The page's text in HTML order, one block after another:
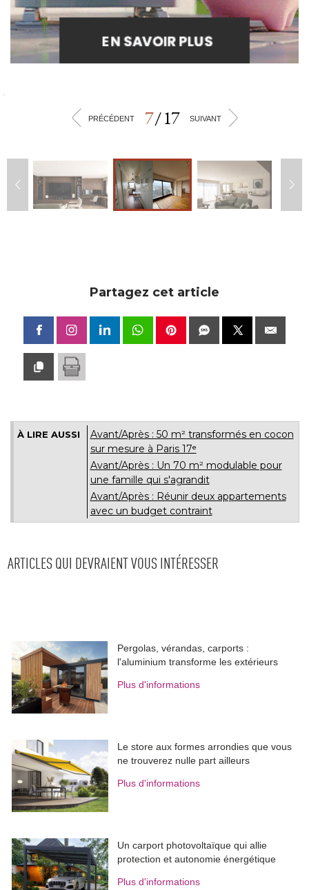
<PRÉCÉDENT 7/17 SUIVANT >
Partagez cet article
À LIRE AUSSI
Avant/Après : 50 m² transformés en cocon
sur mesure à Paris 17ᵉ
Avant/Après : Un 70 m² modulable pour
une famille qui s'agrandit
Avant/Après : Réunir deux appartements
avec un budget contraint
ARTICLES QUI DEVRAIENT VOUS INTÉRESSER
Pergolas, vérandas, carports :
l'aluminium transforme les extérieurs
Plus d'informations
Le store aux formes arrondies que vous
ne trouverez nulle part ailleurs
Plus d'informations
Un carport photovoltaïque qui allie
protection et autonomie énergétique
Plus d'informations